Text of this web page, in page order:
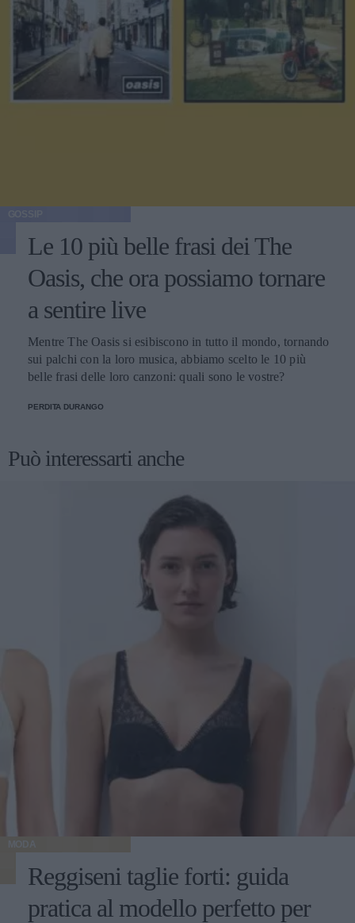
Le 10 più belle frasi dei The
Oasis, che ora possiamo tornare
a sentire live
Mentre The Oasis si esibiscono in tutto il mondo, tornando
sui palchi con la loro musica, abbiamo scelto le 10 più
belle frasi delle loro canzoni: quali sono le vostre?
PERDITA DURANGO
Può interessarti anche
MODA
Reggiseni taglie forti: guida
pratica al modello perfetto per